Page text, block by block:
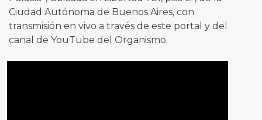
Ciudad Autónoma de Buenos Aires, con
transmisión en vivo a través de este portal y del
canal de YouTube del Organismo.